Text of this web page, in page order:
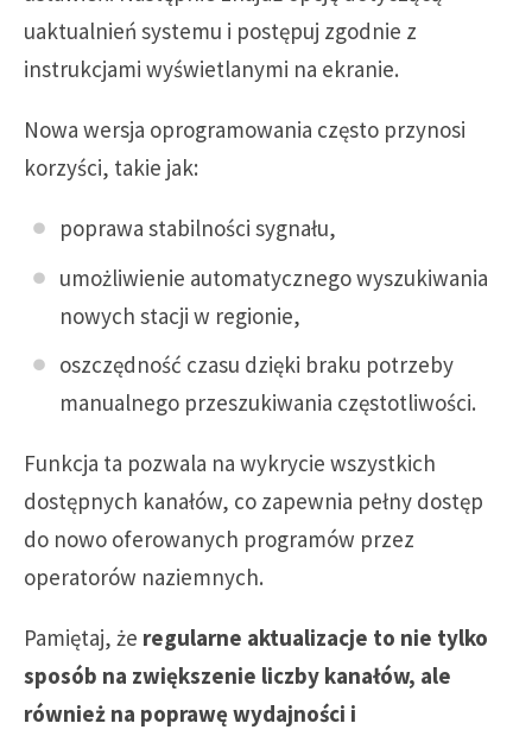
uaktualnień systemu i postępuj zgodnie z
instrukcjami wyświetlanymi na ekranie.
Nowa wersja oprogramowania często przynosi
korzyści, takie jak:
poprawa stabilności sygnału,
umożliwienie automatycznego wyszukiwania
nowych stacji w regionie,
oszczędność czasu dzięki braku potrzeby
manualnego przeszukiwania częstotliwości.
Funkcja ta pozwala na wykrycie wszystkich
dostępnych kanałów, co zapewnia pełny dostęp
do nowo oferowanych programów przez
operatorów naziemnych.
Pamiętaj, że regularne aktualizacje to nie tylko
sposób na zwiększenie liczby kanałów, ale
również na poprawę wydajności i